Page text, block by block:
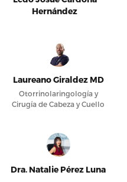
Hernández
Laureano Giraldez MD
Otorrinolaringología y
Cirugía de Cabeza y Cuello
Dra. Natalie Pérez Luna